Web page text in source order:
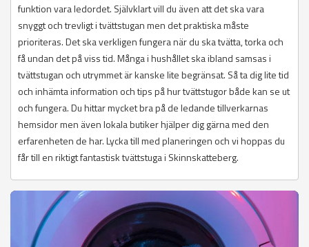
funktion vara ledordet. Självklart vill du även att det ska vara
snyggt och trevligt i tvättstugan men det praktiska måste
prioriteras. Det ska verkligen fungera när du ska tvätta, torka och
få undan det på viss tid. Många i hushållet ska ibland samsas i
tvättstugan och utrymmet är kanske lite begränsat. Så ta dig lite tid
och inhämta information och tips på hur tvättstugor både kan se ut
och fungera. Du hittar mycket bra på de ledande tillverkarnas
hemsidor men även lokala butiker hjälper dig gärna med den
erfarenheten de har. Lycka till med planeringen och vi hoppas du
får till en riktigt fantastisk tvättstuga i Skinnskatteberg.